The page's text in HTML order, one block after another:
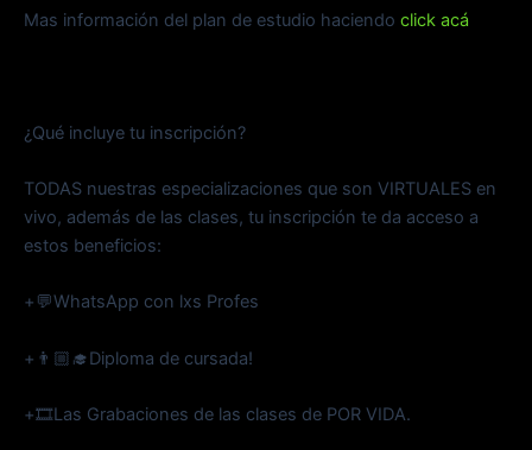
Mas información del plan de estudio haciendo click acá
¿Qué incluye tu inscripción?
TODAS nuestras especializaciones que son VIRTUALES en
vivo, además de las clases, tu inscripción te da acceso a
estos beneficios:
+💬WhatsApp con lxs Profes
+👨🏼‍🎓Diploma de cursada!
+🎞️Las Grabaciones de las clases de POR VIDA.